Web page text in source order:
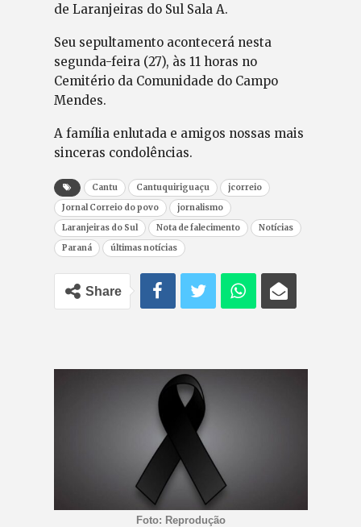
de Laranjeiras do Sul Sala A.
Seu sepultamento acontecerá nesta
segunda-feira (27), às 11 horas no
Cemitério da Comunidade do Campo
Mendes.
A família enlutada e amigos nossas mais
sinceras condolências.
Cantu Cantuquiriguaçu
jcorreio
Jornal Correio do povo
jornalismo
Laranjeiras do Sul
Nota de falecimento
Notícias
Paraná
últimas notícias
Share
Foto: Reprodução